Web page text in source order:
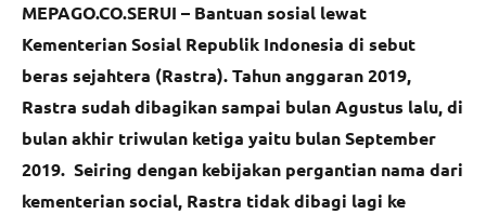
MEPAGO.CO.SERUI – Bantuan sosial lewat
Kementerian Sosial Republik Indonesia di sebut
beras sejahtera (Rastra). Tahun anggaran 2019,
Rastra sudah dibagikan sampai bulan Agustus lalu, di
bulan akhir triwulan ketiga yaitu bulan September
2019. Seiring dengan kebijakan pergantian nama dari
kementerian social, Rastra tidak dibagi lagi ke